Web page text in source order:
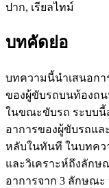
ปาก, เรียลไทม์
บทคัดย่อ
บทความนี้นำเสนอก
ของผู้ขับรถบนท้องถน
ในขณะขับรถ ระบบนี้
อาการของผู้ขับรถแ
หลับในทันที ในบทค
และวิเคราะห์ถึงลักษ
อาการจาก 3 ลักษณ